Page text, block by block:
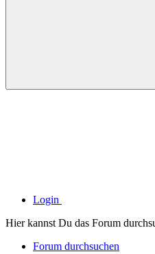
Login
Hier kannst Du das Forum
Forum durchsuchen